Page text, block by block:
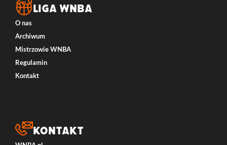
LIGA WNBA
O nas
Archiwum
Mistrzowie WNBA
Regulamin
Kontakt
Kontakt